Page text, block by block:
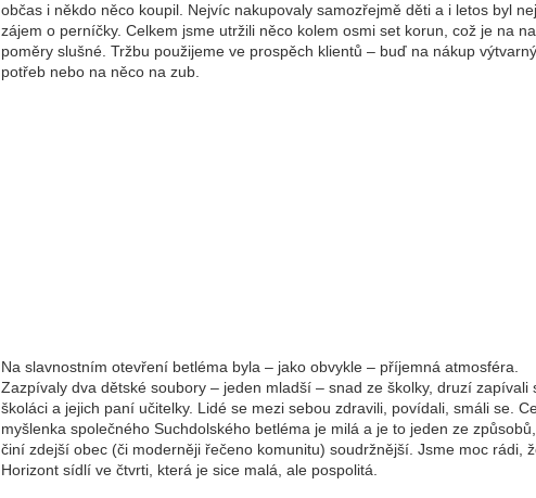
občas i někdo něco koupil. Nejvíc nakupovaly samozřejmě děti a i letos byl
zájem o perníčky. Celkem jsme utržili něco kolem osmi set korun, což je na
poměry slušné. Tržbu použijeme ve prospěch klientů – buď na nákup
potřeb nebo na něco na zub.
Na slavnostním otevření betléma byla – jako obvykle – příjemná atmosféra.
Zazpívaly dva dětské soubory – jeden mladší – snad ze školky, druzí zapívali
školáci a jejich paní učitelky. Lidé se mezi sebou zdravili, povídali, smáli se.
myšlenka společného Suchdolského betléma je milá a je to jeden ze
činí zdejší obec (či moderněji řečeno komunitu) soudržnější. Jsme moc rádi,
Horizont sídlí ve čtvrti, která je sice malá, ale pospolitá.